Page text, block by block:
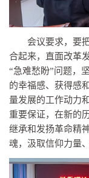
会议要求，要
合起来，直面改革
“急难愁盼”问题，
的幸福感、获得感
量发展的工作动力
重要保证，在新的
继承和发扬革命精
魂，汲取信仰力量